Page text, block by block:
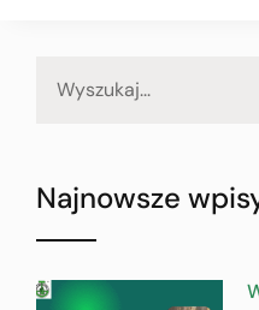
Najnowsze